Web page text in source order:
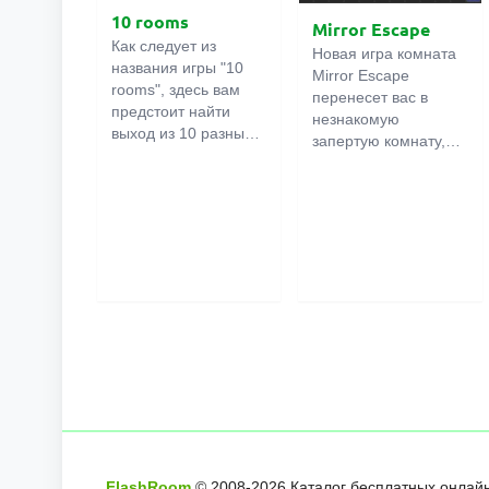
10 rooms
Как следует из
названия игры "10
rooms", здесь вам
предстоит найти
выход из 10 разных
Mirror Escape
Новая игра комната
Mirror Escape
перенесет вас в
незнакомую
запертую комнату,